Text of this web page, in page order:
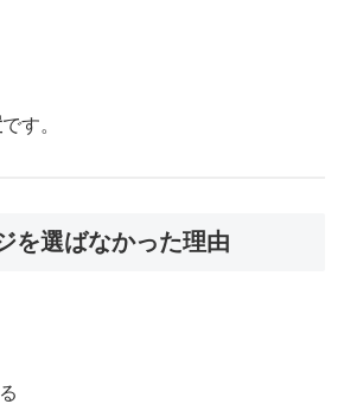
です。
を選ばなかった理由